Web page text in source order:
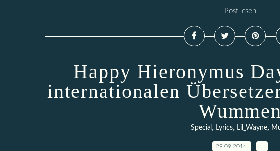
Post lesen
Happy Hieronymus
internationalen
Wummen
Special , Lyrics, Lil_Wayne,
29.09.2014